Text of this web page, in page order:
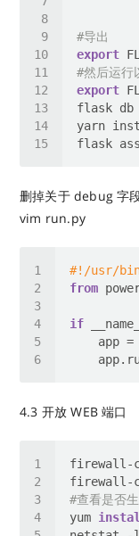
#导出
export
#然后运行
export
删掉关于 debug 字
vim run.py
#!/usr/
from
if
4.3 开放 WEB 端口
firewall-
firewall-
#查看是否
yum